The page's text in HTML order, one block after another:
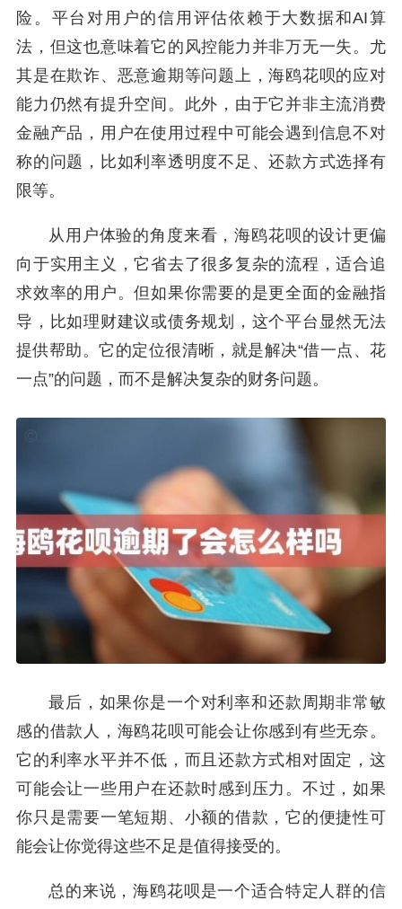
险。平台对用户的信用评估依赖于大数据和AI算
法，但这也意味着它的风控能力并非万无一失。尤
其是在欺诈、恶意逾期等问题上，海鸥花呗的应对
能力仍然有提升空间。此外，由于它并非主流消费
金融产品，用户在使用过程中可能会遇到信息不对
称的问题，比如利率透明度不足、还款方式选择有
限等。
从用户体验的角度来看，海鸥花呗的设计更偏
向于实用主义，它省去了很多复杂的流程，适合追
求效率的用户。但如果你需要的是更全面的金融指
导，比如理财建议或债务规划，这个平台显然无法
提供帮助。它的定位很清晰，就是解决“借一点、花
一点”的问题，而不是解决复杂的财务问题。
最后，如果你是一个对利率和还款周期非常敏
感的借款人，海鸥花呗可能会让你感到有些无奈。
它的利率水平并不低，而且还款方式相对固定，这
可能会让一些用户在还款时感到压力。不过，如果
你只是需要一笔短期、小额的借款，它的便捷性可
能会让你觉得这些不足是值得接受的。
总的来说，海鸥花呗是一个适合特定人群的信